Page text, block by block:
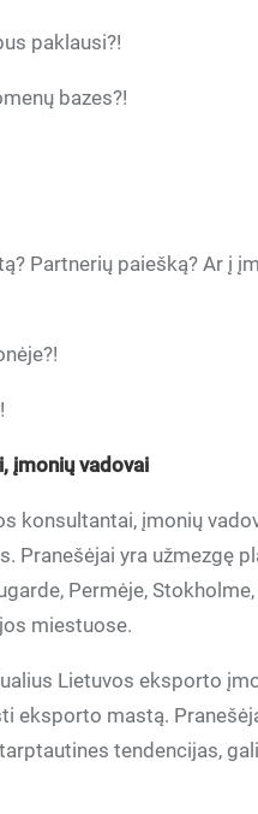
paklausi?!
bazes?!
Partnerių paiešką? Ar į
įmonių vadovai
konsultantai, įmonių
Pranešėjai yra užmezgę
Permėje, Stokholme,
miestuose.
Lietuvos eksporto
eksporto mastą.
tendencijas,